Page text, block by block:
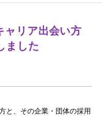
ャリア出会い方
ました
と、その企業・団体の採用